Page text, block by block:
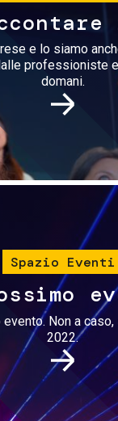
e lo siamo
professioniste
domani.
Immagine
Spazio Eventi
Non a
2022.